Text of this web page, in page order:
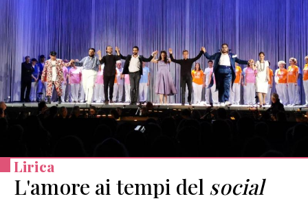
Lirica
L'amore ai tempi del social